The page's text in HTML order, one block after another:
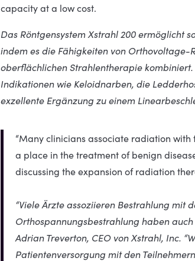
capacity at a low cost.
Das Röntgensystem Xstrahl 200 ermöglicht
indem es die Fähigkeiten von
oberflächlichen Strahlentherapie
Indikationen wie Keloidnarben, die
exzellente Ergänzung zu einem
“Many clinicians associate radiation
a place in the treatment of benign
discussing the expansion of radiation
“Viele Ärzte assoziieren Bestrahlung mit
Orthospannungsbestrahlung haben
Adrian Treverton, CEO von Xstrahl, Inc.
Patientenversorgung mit den